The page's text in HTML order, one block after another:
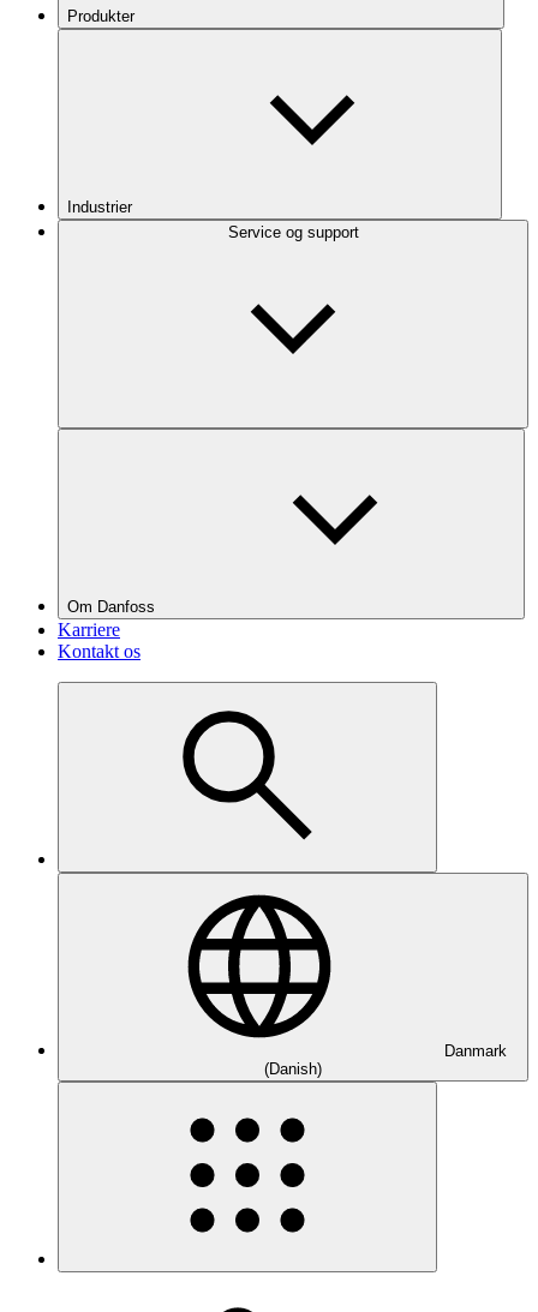
Produkter
Industrier
Service og support
Om Danfoss
Karriere
Kontakt os
Danmark
(Danish)